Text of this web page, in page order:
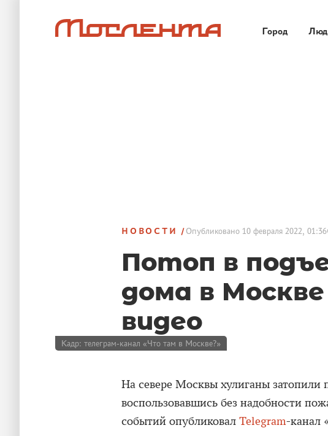
Город
НОВОСТИ Опубликовано10 февраля 2022, 01:36
Потоп в
дома в
видео
Кадр: телеграм-канал «Что там в Москве?»
На севере Москвы хулиганы затопили
воспользовавшись без надобности
событий опубликовал Telegram-канал